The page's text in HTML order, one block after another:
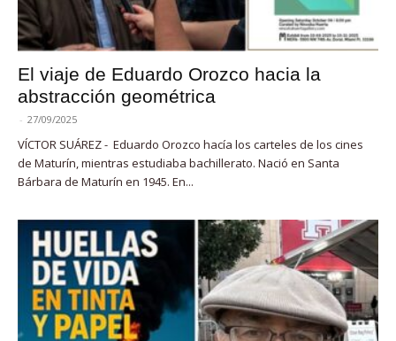
El viaje de Eduardo Orozco hacia la
abstracción geométrica
- 27/09/2025
VÍCTOR SUÁREZ - Eduardo Orozco hacía los carteles de los cines
de Maturín, mientras estudiaba bachillerato. Nació en Santa
Bárbara de Maturín en 1945. En...